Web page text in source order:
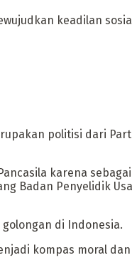
keadilan
politisi dari
karena
Badan Penyelidik
di Indonesia.
kompas moral